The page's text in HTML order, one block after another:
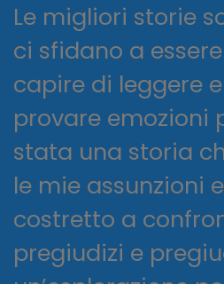
Le migliori storie
ci sfidano a
capire di leggere
provare emozioni
stata una storia
le mie assunzioni
costretto a
pregiudizi e